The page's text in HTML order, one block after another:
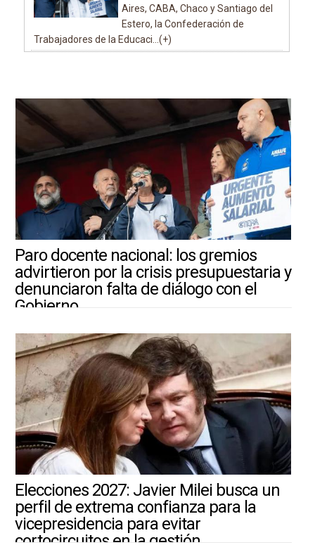
Aires, CABA, Chaco y Santiago del
Estero, la Confederación de
Trabajadores de la Educaci...(+)
Paro docente nacional: los gremios
advirtieron por la crisis presupuestaria y
denunciaron falta de diálogo con el
Gobierno
Elecciones 2027: Javier Milei busca un
perfil de extrema confianza para la
vicepresidencia para evitar
cortocircuitos en la gestión